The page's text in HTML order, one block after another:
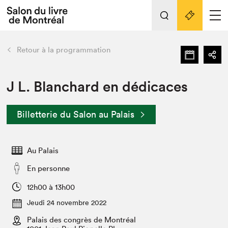
Espace médias
Espace exposant⋅e⋅s
Tout sur l'édition 2022
Actualités
Vidéos et Balados
Club de lecture Braindate
retour Nos activités
Édition 2022
Nous connaître
Projets partenaires 2022
Archives
Liens pratiques
Retour à la programmation
J L. Blanchard en dédicaces
Billetterie du Salon au Palais
Au Palais
En personne
12h00 à 13h00
Jeudi 24 novembre 2022
Palais des congrès de Montréal